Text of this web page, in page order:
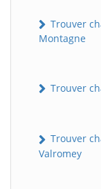
Trouver
Montagne
Trouver
Trouver
Valromey